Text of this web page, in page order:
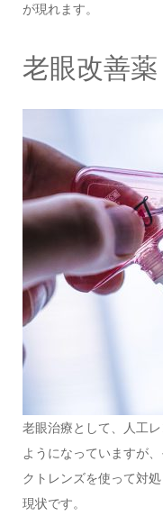
が現れます。
老眼改善
老眼治療として、人工
ようになっていますが
クトレンズを使って対
現状です。